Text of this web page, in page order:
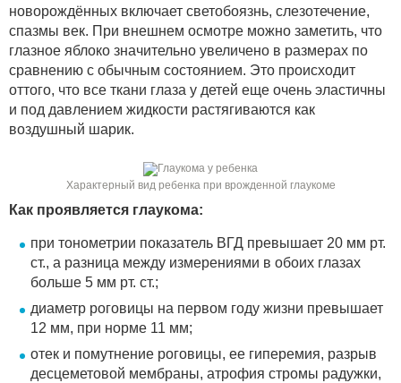
новорождённых включает светобоязнь, слезотечение,
спазмы век. При внешнем осмотре можно заметить, что
глазное яблоко значительно увеличено в размерах по
сравнению с обычным состоянием. Это происходит
оттого, что все ткани глаза у детей еще очень эластичны
и под давлением жидкости растягиваются как
воздушный шарик.
Характерный вид ребенка при врожденной глаукоме
Как проявляется глаукома:
при тонометрии показатель ВГД превышает 20 мм рт.
ст., а разница между измерениями в обоих глазах
больше 5 мм рт. ст.;
диаметр роговицы на первом году жизни превышает
12 мм, при норме 11 мм;
отек и помутнение роговицы, ее гиперемия, разрыв
десцеметовой мембраны, атрофия стромы радужки,